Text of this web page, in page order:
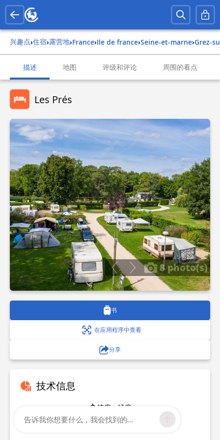
兴趣点› 住宿› 露营地› france› ile de france› seine-et-marne› grez-
描述 地图 评级和评论 周围的看点
Les Prés
8 photo(s)
书
在应用程序中查看
分享
技术信息
纬度，经度
48.316868
告诉我你想要什么，我会找到的...